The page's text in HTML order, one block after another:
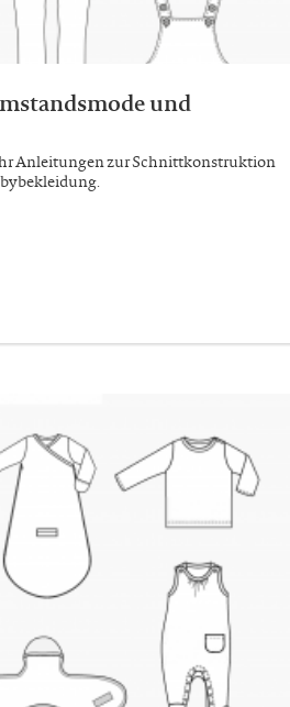
und
Anleitungen zur Schnittkonstruktion